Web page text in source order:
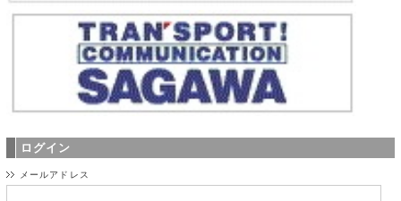
ログイン
メールアドレス